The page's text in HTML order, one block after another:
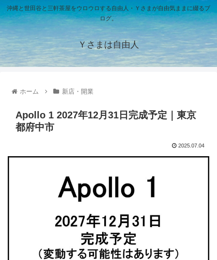
沖縄と世田谷と三軒茶屋をウロウロする自由人・Ｙさまが自由気ままに綴るブ
ログ。
Ｙさまは自由人
ホーム 新店・開業
Apollo 1 2027年12月31日完成予定｜東京
都府中市
2025.07.04